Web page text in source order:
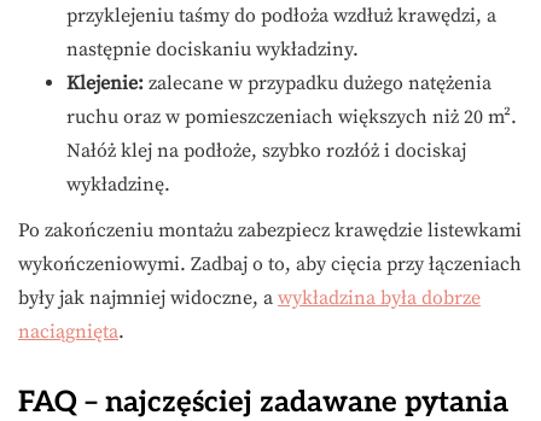
przyklejeniu taśmy do podłoża wzdłuż krawędzi, a
następnie dociskaniu wykładziny.
Klejenie: zalecane w przypadku dużego natężenia
ruchu oraz w pomieszczeniach większych niż 20 m².
Nałóż klej na podłoże, szybko rozłóż i dociskaj
wykładzinę.
Po zakończeniu montażu zabezpiecz krawędzie listewkami
wykończeniowymi. Zadbaj o to, aby cięcia przy łączeniach
były jak najmniej widoczne, a wykładzina była dobrze
naciągnięta.
FAQ – najczęściej zadawane pytania